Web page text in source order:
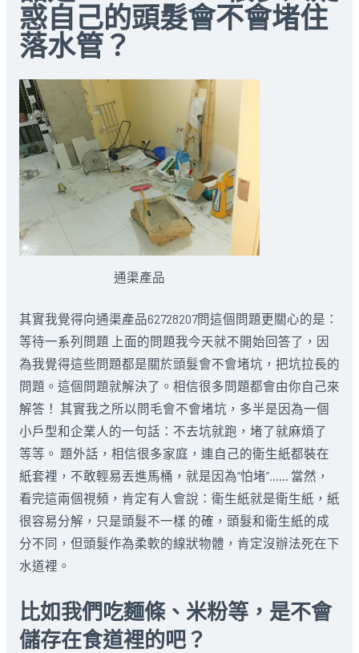
惑自己的頭髮會不會堵住
落水管？
通渠產品
其實我覺得向通渠產品62728207問這個問題更關心的是：
等待一系列問題 上面的問題我今天就不開始回答了，因
為我覺得這些問題都是關於頭髮會不會堵坑，把坑拉長的
問題。這個問題就解決了。相信很多問題都會由你自己來
解答！ 其實我之所以問毛會不會堵坑，多半是因為一個
小戶型和企業人的一句話：不去坑就跑，堵了就麻煩了
等等。 題外話，相信很多家庭，連自己的衛生紙都裝在
紙套裡，不敢輕易丟進馬桶，就是因為“怕堵”…… 當然，
看完這兩個視頻，肯定有人會說：衛生紙就是衛生紙，紙
很容易分解，只是頭髮不一樣 的確，頭髮和衛生紙的成
分不同，但頭髮作為柔軟的線狀物體，肯定沒辦法死在下
水道裡。
比如我們吃麵條、米粉等，是不會
儲存在食道裡的吧？